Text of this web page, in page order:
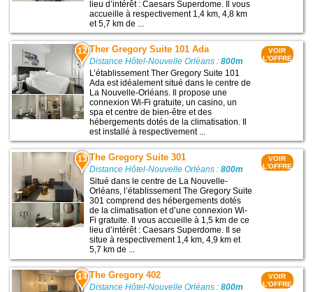
lieu d’intérêt : Caesars Superdome. Il vous
accueille à respectivement 1,4 km, 4,8 km
et 5,7 km de ...
12 Ther Gregory Suite 101 Ada
Distance Hôtel-Nouvelle Orléans :800m
L’établissement Ther Gregory Suite 101
Ada est idéalement situé dans le centre de
La Nouvelle-Orléans. Il propose une
connexion Wi-Fi gratuite, un casino, un
spa et centre de bien-être et des
hébergements dotés de la climatisation. Il
est installé à respectivement ...
VOIR
L'OFFRE
13 The Gregory Suite 301
Distance Hôtel-Nouvelle Orléans :800m
Situé dans le centre de La Nouvelle-
Orléans, l’établissement The Gregory Suite
301 comprend des hébergements dotés
de la climatisation et d’une connexion Wi-
Fi gratuite. Il vous accueille à 1,5 km de ce
lieu d’intérêt : Caesars Superdome. Il se
situe à respectivement 1,4 km, 4,9 km et
5,7 km de ...
VOIR
L'OFFRE
14 The Gregory 402
Distance Hôtel-Nouvelle Orléans :800m
VOIR
L'OFFRE